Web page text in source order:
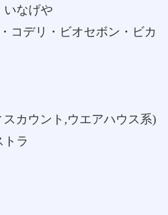
いなげや
コデリ・ビオセボン・ビカ
カウント,ウエアハウス系)
トラ